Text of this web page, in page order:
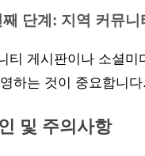
단계: 지역 커뮤니
티 게시판이나 소셜
하는 것이 중요합니다.
및 주의사항